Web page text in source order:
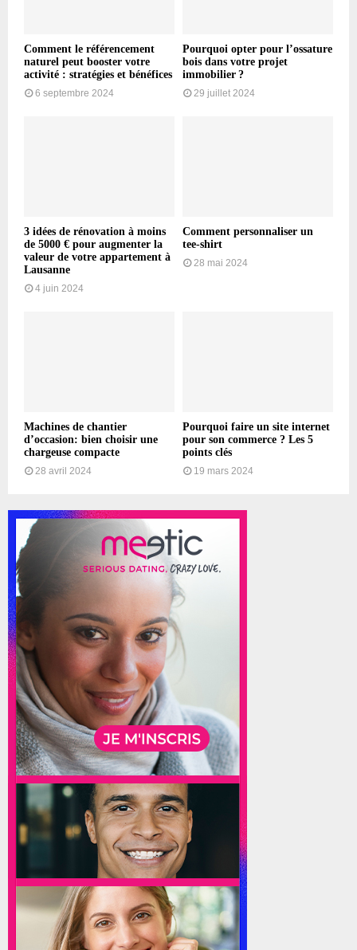
Comment le référencement
naturel peut booster votre
activité : stratégies et bénéfices
6 septembre 2024
Pourquoi opter pour l’ossature
bois dans votre projet
immobilier ?
29 juillet 2024
3 idées de rénovation à moins
de 5000 € pour augmenter la
valeur de votre appartement à
Lausanne
4 juin 2024
Comment personnaliser un
tee-shirt
28 mai 2024
Machines de chantier
d’occasion: bien choisir une
chargeuse compacte
28 avril 2024
Pourquoi faire un site internet
pour son commerce ? Les 5
points clés
19 mars 2024